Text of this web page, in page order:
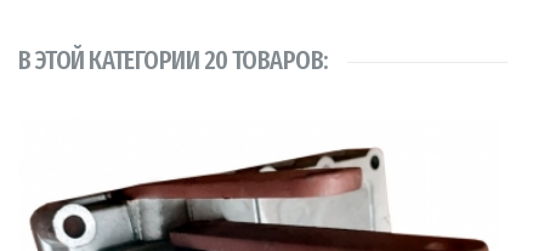
В ЭТОЙ КАТЕГОРИИ 20 ТОВАРОВ: